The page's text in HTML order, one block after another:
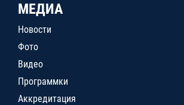
МЕДИА
Новости
Фото
Видео
Программки
Аккредитация